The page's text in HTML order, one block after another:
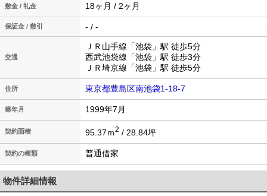
敷金 / 礼金 18ヶ月 / 2ヶ月
保証金 / 敷引 - / -
交通
ＪＲ山手線「池袋」駅 徒歩5分
西武池袋線「池袋」駅 徒歩3分
ＪＲ埼京線「池袋」駅 徒歩5分
住所 東京都豊島区南池袋1-18-7
築年月 1999年7月
契約面積 95.37ｍ2 / 28.84坪
契約の種類
物件詳細情報